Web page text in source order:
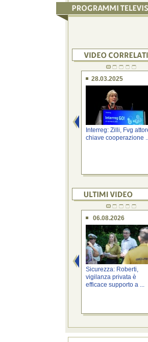
28.03.2025
Interreg: Zilli, Fvg
chiave cooperazione
06.08.2026
Sicurezza: Roberti,
vigilanza privata è
efficace supporto a ...